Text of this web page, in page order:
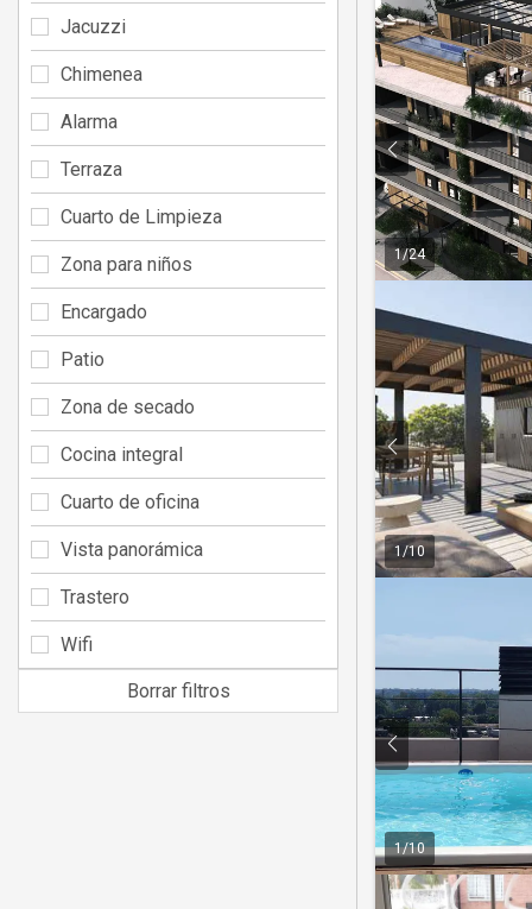
1/24
1 /10
1/10
Jacuzzi
Chimenea
Alarma
Terraza
Cuarto de Limpieza
Zona para niños
Encargado
Patio
Zona de secado
Cocina integral
Cuarto de oficina
Vista panorámica
Trastero
Wifi
Borrar filtros